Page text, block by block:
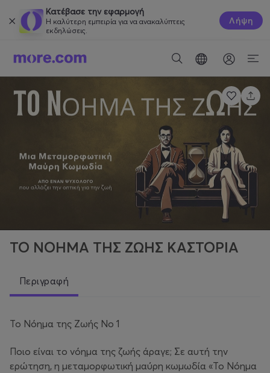
Κατέβασε την εφαρμογή
Η καλύτερη εμπειρία για να ανακαλύπτεις
εκδηλώσεις.
Λήψη
ΤΟ ΝΟΗΜΑ ΤΗΣ ΖΩΗΣ ΚΑΣΤΟΡΙΑ
Περιγραφή
Το Νόημα της Ζωής Νο 1
Ποιο είναι το νόημα της ζωής άραγε; Σε αυτή την
ερώτηση, η μεταμορφωτική μαύρη κωμωδία «Το Νόημα